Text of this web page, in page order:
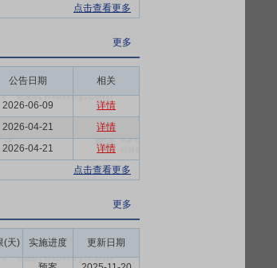
点击查看更多
更多
公告日期 相关
2026-06-09
详情
2026-04-21
详情
2026-04-21
详情
点击查看更多
更多
(天) 实施进度 更新日期